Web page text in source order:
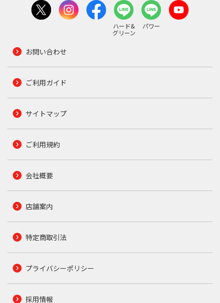
ハード&
グリーン
パワー
お問い合わせ
ご利用ガイド
サイトマップ
ご利用規約
会社概要
店舗案内
特定商取引法
プライバシーポリシー
採用情報